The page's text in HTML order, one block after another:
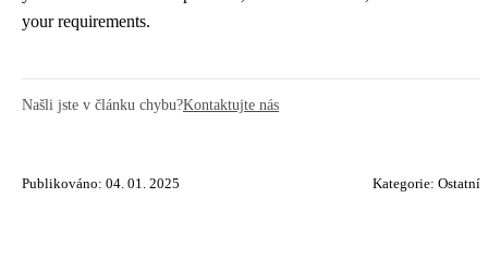
your requirements.
Našli jste v článku chybu?Kontaktujte nás
Publikováno: 04. 01. 2025 Kategorie: Ostatní